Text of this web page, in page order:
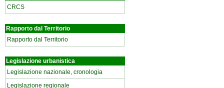
CRCS
Rapporto dal Territorio
Rapporto dal Territorio
Legislazione urbanistica
Legislazione nazionale, cronologia
Legislazione regionale